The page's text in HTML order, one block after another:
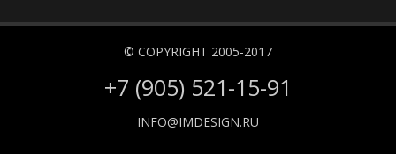
© COPYRIGHT 2005-2017
+7 (905) 521-15-91
INFO@IMDESIGN.RU